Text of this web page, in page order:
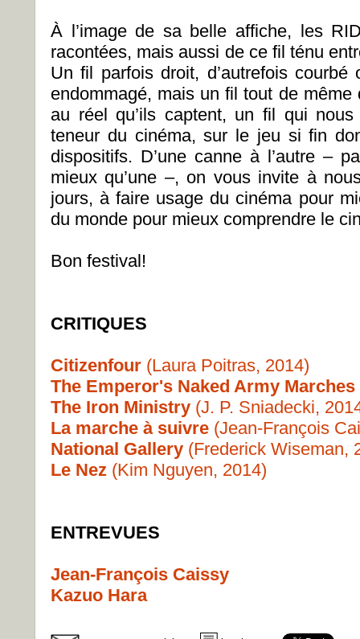
À l’image de sa belle affiche, les
racontées, mais aussi de ce fil ténu
Un fil parfois droit, d’autrefois
endommagé, mais un fil tout de
au réel qu’ils captent, un fil qui
teneur du cinéma, sur le jeu si fin
dispositifs. D’une canne à l’autre –
mieux qu’une –, on vous invite à
jours, à faire usage du cinéma pour
du monde pour mieux comprendre le
Bon festival!
CRITIQUES
Citizenfour (Laura Poitras, 2014)
The Emperor's Naked Army Marches
The Iron Ministry (J. P. Sniadecki,
La marche à suivre (Jean-François
National Gallery (Frederick Wiseman,
Le Nez (Kim Nguyen, 2014)
ENTREVUES
Jean-François Caissy
Kazuo Hara